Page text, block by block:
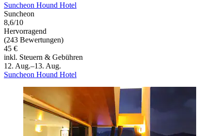
Suncheon Hound Hotel
Suncheon
8,6/10
Hervorragend
(243 Bewertungen)
45 €
inkl. Steuern & Gebühren
12. Aug.–13. Aug.
Suncheon Hound Hotel